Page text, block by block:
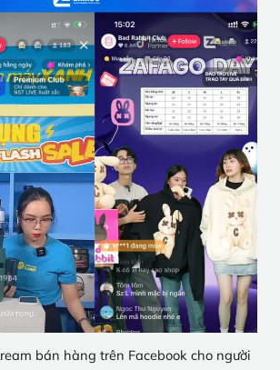
bán hàng trên Facebook cho người